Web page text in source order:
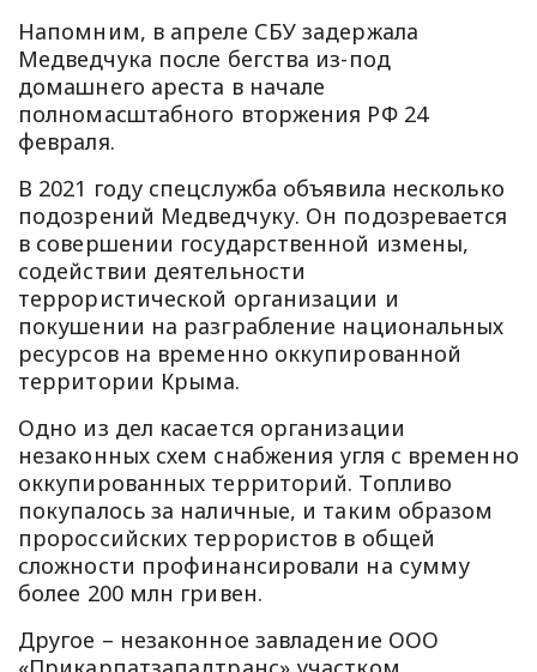
Напомним, в апреле СБУ задержала
Медведчука после бегства из-под
домашнего ареста в начале
полномасштабного вторжения РФ 24
февраля.
В 2021 году спецслужба объявила несколько
подозрений Медведчуку. Он подозревается
в совершении государственной измены,
содействии деятельности
террористической организации и
покушении на разграбление национальных
ресурсов на временно оккупированной
территории Крыма.
Одно из дел касается организации
незаконных схем снабжения угля с временно
оккупированных территорий. Топливо
покупалось за наличные, и таким образом
пророссийских террористов в общей
сложности профинансировали на сумму
более 200 млн гривен.
Другое – незаконное завладение ООО